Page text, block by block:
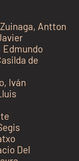
Antton
Edmundo
de
Iván
Del